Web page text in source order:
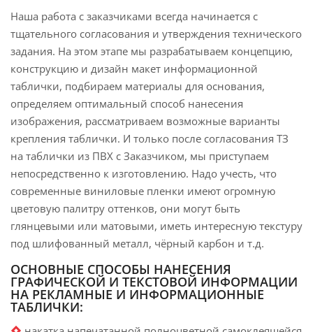
Наша работа с заказчиками всегда начинается с
тщательного согласования и утверждения технического
задания. На этом этапе мы разрабатываем концепцию,
конструкцию и дизайн макет информационной
таблички, подбираем материалы для основания,
определяем оптимальный способ нанесения
изображения, рассматриваем возможные варианты
крепления таблички. И только после согласования ТЗ
на таблички из ПВХ с Заказчиком, мы приступаем
непосредственно к изготовлению. Надо учесть, что
современные виниловые пленки имеют огромную
цветовую палитру оттенков, они могут быть
глянцевыми или матовыми, иметь интересную текстуру
под шлифованный металл, чёрный карбон и т.д.
ОСНОВНЫЕ СПОСОБЫ НАНЕСЕНИЯ
ГРАФИЧЕСКОЙ И ТЕКСТОВОЙ ИНФОРМАЦИИ
НА РЕКЛАМНЫЕ И ИНФОРМАЦИОННЫЕ
ТАБЛИЧКИ: